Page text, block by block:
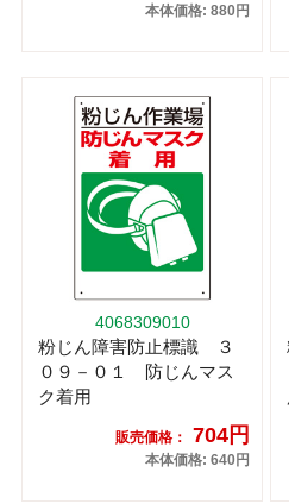
本体価格: 880円
4068309010
粉じん障害防止標識 ３
０９－０１ 防じんマス
ク着用
販売価格： 704円
本体価格: 640円